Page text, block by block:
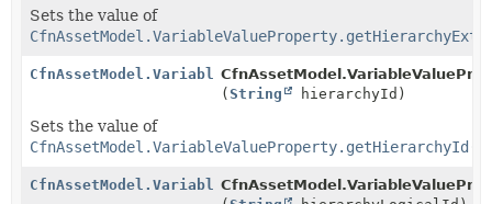
Sets the value of
CfnAssetModel.VariableValueProperty.Builder
(String hierarchyId)
Sets the value of
CfnAssetModel.VariableValueProperty.getHierarchyId()
CfnAssetModel.VariableValueProperty.Builder